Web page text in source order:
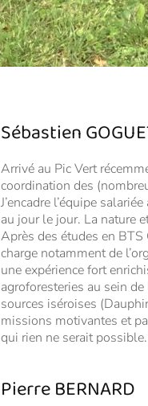
Sébastien
Arrivé au Pic Vert
coordination des
J’encadre l’équipe
au jour le jour. La nature
Après des études en BTS
charge notamment de
une expérience fort
agroforesteries au sein
sources iséroises
missions motivantes et
qui rien ne serait
Pierre BERNARD